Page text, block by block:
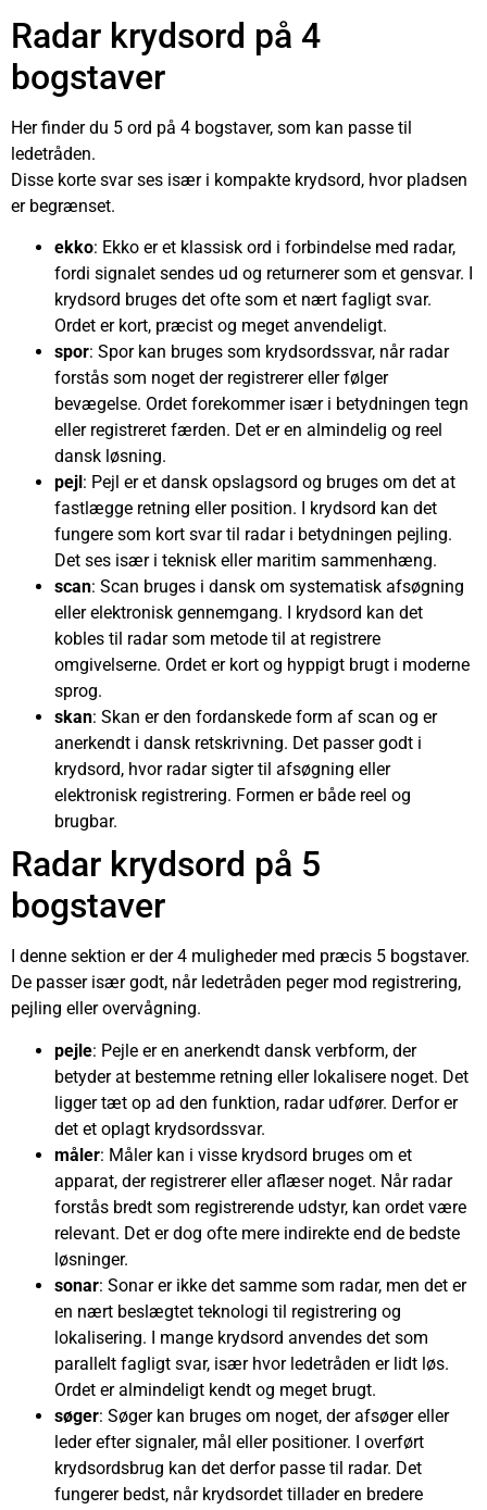
Radar krydsord på 4
bogstaver
Her finder du 5 ord på 4 bogstaver, som kan passe til
ledetråden.
Disse korte svar ses især i kompakte krydsord, hvor pladsen
er begrænset.
ekko: Ekko er et klassisk ord i forbindelse med radar,
fordi signalet sendes ud og returnerer som et gensvar. I
krydsord bruges det ofte som et nært fagligt svar.
Ordet er kort, præcist og meget anvendeligt.
spor: Spor kan bruges som krydsordssvar, når radar
forstås som noget der registrerer eller følger
bevægelse. Ordet forekommer især i betydningen tegn
eller registreret færden. Det er en almindelig og reel
dansk løsning.
pejl : Pejl er et dansk opslagsord og bruges om det at
fastlægge retning eller position. I krydsord kan det
fungere som kort svar til radar i betydningen pejling.
Det ses især i teknisk eller maritim sammenhæng.
scan: Scan bruges i dansk om systematisk afsøgning
eller elektronisk gennemgang. I krydsord kan det
kobles til radar som metode til at registrere
omgivelserne. Ordet er kort og hyppigt brugt i moderne
sprog.
skan: Skan er den fordanskede form af scan og er
anerkendt i dansk retskrivning. Det passer godt i
krydsord, hvor radar sigter til afsøgning eller
elektronisk registrering. Formen er både reel og
brugbar.
Radar krydsord på 5
bogstaver
I denne sektion er der 4 muligheder med præcis 5 bogstaver.
De passer især godt, når ledetråden peger mod registrering,
pejling eller overvågning.
pejle: Pejle er en anerkendt dansk verbform, der
betyder at bestemme retning eller lokalisere noget. Det
ligger tæt op ad den funktion, radar udfører. Derfor er
det et oplagt krydsordssvar.
måler: Måler kan i visse krydsord bruges om et
apparat, der registrerer eller aflæser noget. Når radar
forstås bredt som registrerende udstyr, kan ordet være
relevant. Det er dog ofte mere indirekte end de bedste
løsninger.
sonar: Sonar er ikke det samme som radar, men det er
en nært beslægtet teknologi til registrering og
lokalisering. I mange krydsord anvendes det som
parallelt fagligt svar, især hvor ledetråden er lidt løs.
Ordet er almindeligt kendt og meget brugt.
søger: Søger kan bruges om noget, der afsøger eller
leder efter signaler, mål eller positioner. I overført
krydsordsbrug kan det derfor passe til radar. Det
fungerer bedst, når krydsordet tillader en bredere